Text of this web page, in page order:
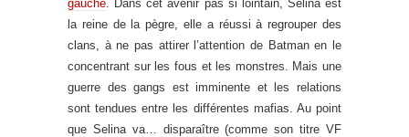
gauche . Dans cet avenir pas si lointain, Selina est
la reine de la pègre, elle a réussi à regrouper des
clans, à ne pas attirer l’attention de Batman en le
concentrant sur les fous et les monstres. Mais une
guerre des gangs est imminente et les relations
sont tendues entre les différentes mafias. Au point
que Selina va… disparaître (comme son titre VF